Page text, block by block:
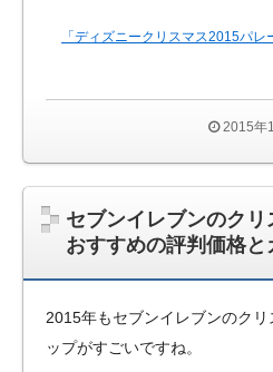
「ディズニークリスマス2015パ
2015年
セブンイレブンのク
おすすめの評判価格と
2015年もセブンイレブンのク
ップがすごいですね。